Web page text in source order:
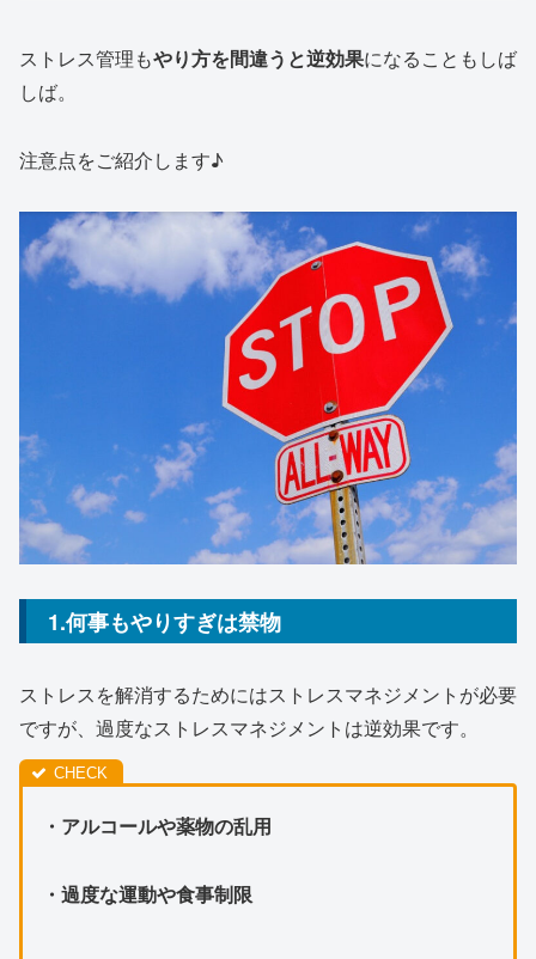
ストレス管理もやり方を間違うと逆効果になることもしば
しば。
注意点をご紹介します♪
1.何事もやりすぎは禁物
ストレスを解消するためにはストレスマネジメントが必要
ですが、過度なストレスマネジメントは逆効果です。
・アルコールや薬物の乱用
・過度な運動や食事制限